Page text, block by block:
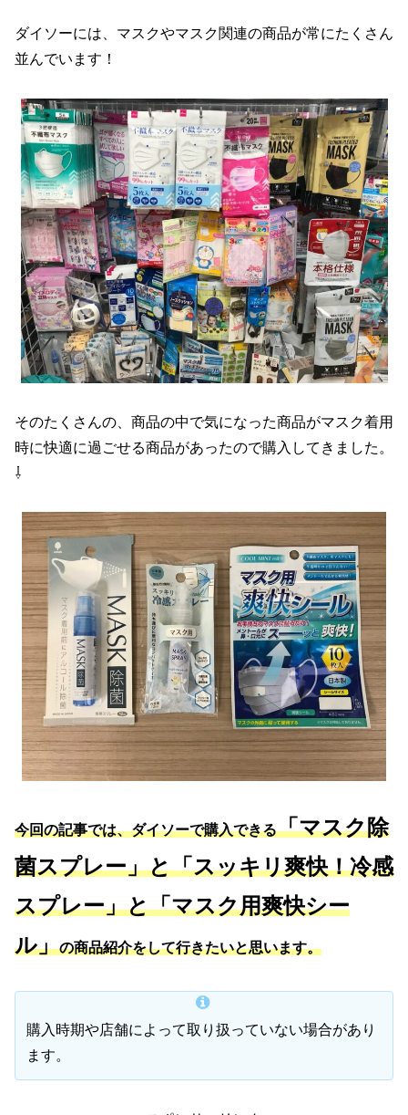
ダイソーには、マスクやマスク関連の商品が常にたくさん
並んでいます！
そのたくさんの、商品の中で気になった商品がマスク着用
時に快適に過ごせる商品があったので購入してきました。
⇩
今回の記事では、ダイソーで購入できる「マスク除
菌スプレー」と「スッキリ爽快！冷感
スプレー」と「マスク用爽快シー
ル」の商品紹介をして行きたいと思います。
購入時期や店舗によって取り扱っていない場合があり
ます。